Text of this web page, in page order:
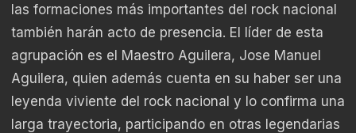
las formaciones más importantes del rock nacional
también harán acto de presencia. El líder de esta
agrupación es el Maestro Aguilera, Jose Manuel
Aguilera, quien además cuenta en su haber ser una
leyenda viviente del rock nacional y lo confirma una
larga trayectoria, participando en otras legendarias